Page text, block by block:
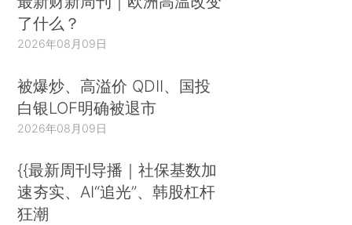
了什么？
2026年08月09日
被爆炒、高溢价 QDII、国投
白银LOF明确被退市
2026年08月09日
{{最新周刊导播｜社保基数加
速夯实、AI“追光”、韩股杠杆
狂潮